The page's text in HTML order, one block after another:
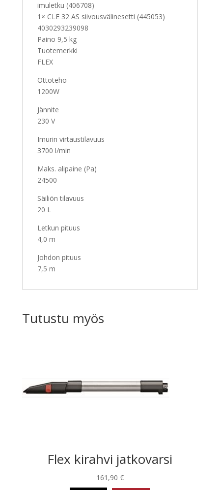
imuletku (406708)
1× CLE 32 AS siivousvälinesetti (445053)
4030293239098
Paino 9,5 kg
Tuotemerkki
FLEX
Ottoteho
1200W
Jännite
230 V
Imurin virtaustilavuus
3700 l/min
Maks. alipaine (Pa)
24500
Säiliön tilavuus
20 L
Letkun pituus
4,0 m
Johdon pituus
7,5 m
Tutustu myös
Flex kirahvi jatkovarsi
161,90 €